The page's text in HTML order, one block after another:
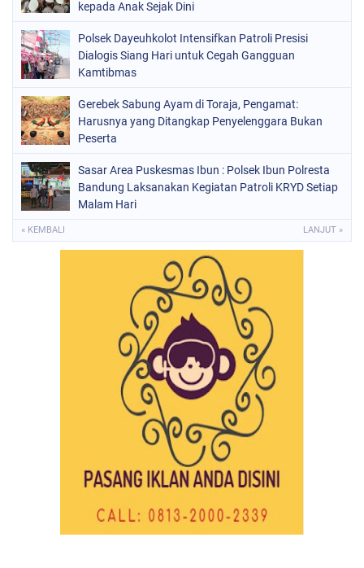
kepada Anak Sejak Dini
Polsek Dayeuhkolot Intensifkan Patroli Presisi
Dialogis Siang Hari untuk Cegah Gangguan
Kamtibmas
Gerebek Sabung Ayam di Toraja, Pengamat:
Harusnya yang Ditangkap Penyelenggara Bukan
Peserta
Sasar Area Puskesmas Ibun : Polsek Ibun Polresta
Bandung Laksanakan Kegiatan Patroli KRYD Setiap
Malam Hari
« KEMBALI LANJUT »